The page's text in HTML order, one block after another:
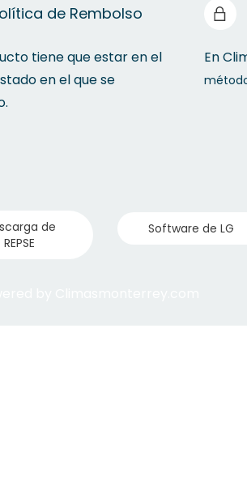
de Rembolso
tiene que estar en el
en el que se
En
de
REPSE
Software de LG